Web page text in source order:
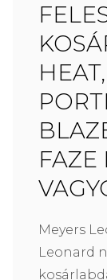
FAZE
Meyers
Leonard